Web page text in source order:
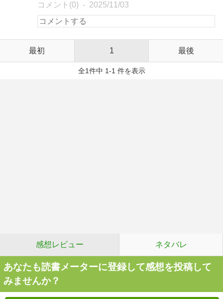
コメント(0) 2025/11/03
最初 1 最後
全1件中 1-1 件を表示
感想レビュー ネタバレ
あなたも読書メーターに登録して感想を投稿して
みませんか？